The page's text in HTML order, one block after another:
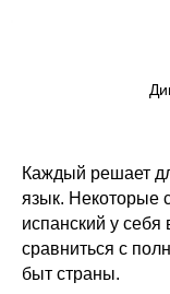
Каждый решает
язык. Некоторые
испанский у себя
сравниться с
быт страны.